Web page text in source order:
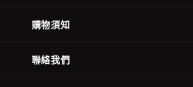
購物須知
聯絡我們